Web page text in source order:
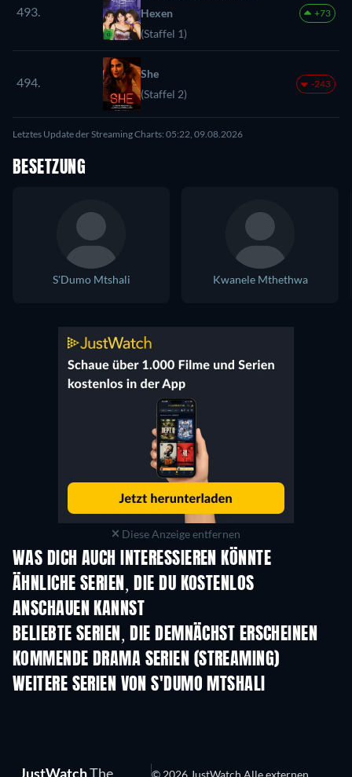
493.
Hexen
(Staffel 1)
+73
494.
She
(Staffel 2)
-243
Letztes Update der Streaming Charts: 05:22, 09.08.2026
BESETZUNG
S'Dumo Mtshali Kwanele Mthethwa
Diese Anzeige entfernen
WAS DICH AUCH INTERESSIEREN KÖNNTE
Serie Serie
ÄHNLICHE SERIEN, DIE DU KOSTENLOS
ANSCHAUEN KANNST
Serie
BELIEBTE SERIEN, DIE DEMNÄCHST ERSCHEINEN
Serie Serie
KOMMENDE DRAMA SERIEN (STREAMING)
Staffel 6 Staffel 2
WEITERE SERIEN VON S'DUMO MTSHALI
Serie Serie
JustWatchThe
© 2026 JustWatch Alle externen